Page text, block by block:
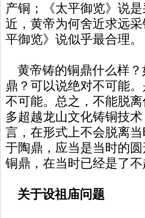
产铜；《太平御览》说
近，黄帝为何舍近求远
平御览》说似乎最合理。
黄帝铸的铜鼎什么样？
鼎？可以说绝对不可能
不可能。总之，不能脱
多超越龙山文化铸铜技
言，在形式上不会脱离
于陶鼎，应当是当时的
铜鼎，在当时已经是了
关于设祖庙问题